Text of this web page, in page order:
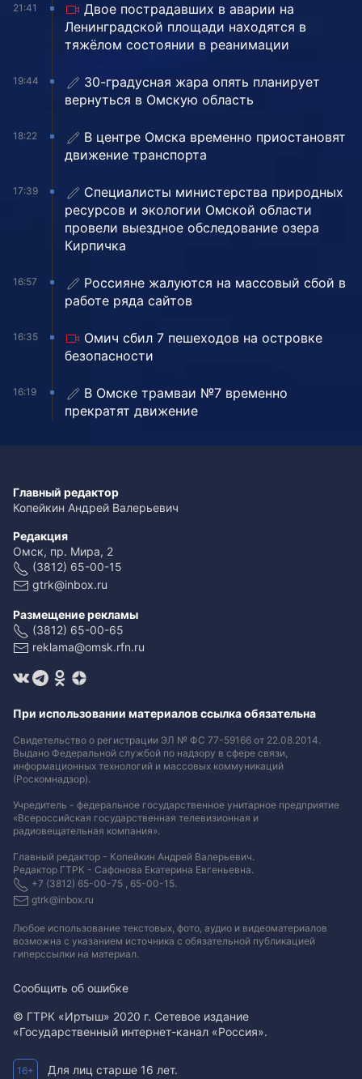
21:41
Двое пострадавших в аварии на
Ленинградской площади находятся в
тяжёлом состоянии в реанимации
19:44
30-градусная жара опять планирует
вернуться в Омскую область
18:22
В центре Омска временно приостановят
движение транспорта
17:39
Специалисты министерства природных
ресурсов и экологии Омской области
провели выездное обследование озера
Кирпичка
16:57
Россияне жалуются на массовый сбой в
работе ряда сайтов
16:35
Омич сбил 7 пешеходов на островке
безопасности
16:19
В Омске трамваи №7 временно
прекратят движение
Главный редактор
Копейкин Андрей Валерьевич
Редакция
Омск, пр. Мира, 2
(3812) 65-00-15
gtrk@inbox.ru
Размещение рекламы
(3812) 65-00-65
reklama@omsk.rfn.ru
При использовании материалов ссылка обязательна
Свидетельство о регистрации ЭЛ № ФС 77-59166 от 22.08.2014.
Выдано Федеральной службой по надзору в сфере связи,
информационных технологий и массовых коммуникаций
(Роскомнадзор).
Учредитель - федеральное государственное унитарное предприятие
«Всероссийская государственная телевизионная и
радиовещательная компания».
Главный редактор - Копейкин Андрей Валерьевич.
Редактор ГТРК - Сафонова Екатерина Евгеньевна.
+7 (3812) 65-00-75 , 65-00-15.
gtrk@inbox.ru
Любое использование текстовых, фото, аудио и видеоматериалов
возможна с указанием источника с обязательной публикацией
гиперссылки на материал.
Сообщить об ошибке
© ГТРК «Иртыш» 2020 г. Сетевое издание
«Государственный интернет-канал «Россия».
16+ Для лиц старше 16 лет.